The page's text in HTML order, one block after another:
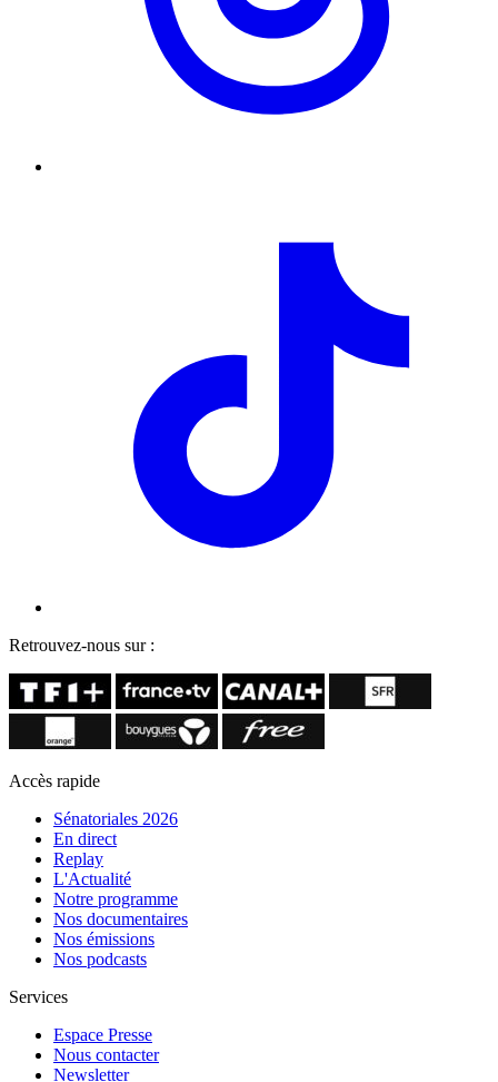
Retrouvez-nous sur :
Accès rapide
Sénatoriales 2026
En direct
Replay
L'Actualité
Notre programme
Nos documentaires
Nos émissions
Nos podcasts
Services
Espace Presse
Nous contacter
Newsletter